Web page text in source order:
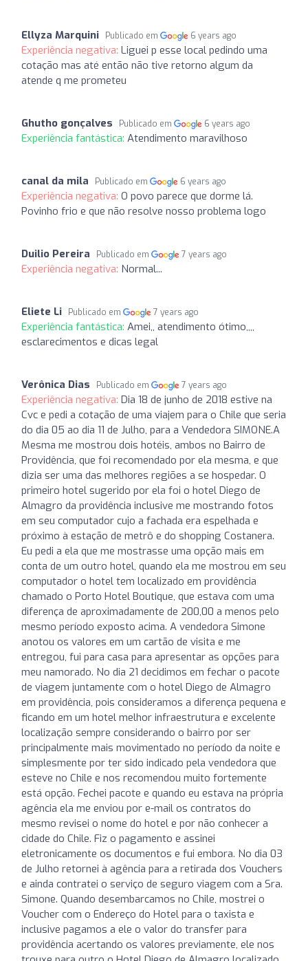
Ellyza Marquini Publicado em 6 years ago
Experiência negativa: Liguei p esse local pedindo uma
cotação mas até então não tive retorno algum da
atende q me prometeu
Ghutho gonçalves Publicado em 6 years ago
Experiência fantástica: Atendimento maravilhoso
canal da mila Publicado em 6 years ago
Experiência negativa: O povo parece que dorme lá.
Povinho frio e que não resolve nosso problema logo
Duilio Pereira Publicado em 7 years ago
Experiência negativa: Normal...
Eliete Li Publicado em 7 years ago
Experiência fantástica: Amei,, atendimento ótimo,,,,
esclarecimentos e dicas legal
Verônica Dias Publicado em 7 years ago
Experiência negativa: Dia 18 de junho de 2018 estive na
Cvc e pedi a cotação de uma viajem para o Chile que seria
do dia 05 ao dia 11 de Julho, para a Vendedora SIMONE.A
Mesma me mostrou dois hotéis, ambos no Bairro de
Providência, que foi recomendado por ela mesma, e que
dizia ser uma das melhores regiões a se hospedar. O
primeiro hotel sugerido por ela foi o hotel Diego de
Almagro da providência inclusive me mostrando fotos
em seu computador cujo a fachada era espelhada e
próximo à estação de metrô e do shopping Costanera.
Eu pedi a ela que me mostrasse uma opção mais em
conta de um outro hotel, quando ela me mostrou em seu
computador o hotel tem localizado em providência
chamado o Porto Hotel Boutique, que estava com uma
diferença de aproximadamente de 200,00 a menos pelo
mesmo período exposto acima. A vendedora Simone
anotou os valores em um cartão de visita e me
entregou, fui para casa para apresentar as opções para
meu namorado. No dia 21 decidimos em fechar o pacote
de viagem juntamente com o hotel Diego de Almagro
em providência, pois consideramos a diferença pequena e
ficando em um hotel melhor infraestrutura e excelente
localização sempre considerando o bairro por ser
principalmente mais movimentado no período da noite e
simplesmente por ter sido indicado pela vendedora que
esteve no Chile e nos recomendou muito fortemente
está opção. Fechei pacote e quando eu estava na própria
agência ela me enviou por e-mail os contratos do
mesmo revisei o nome do hotel e por não conhecer a
cidade do Chile. Fiz o pagamento e assinei
eletronicamente os documentos e fui embora. No dia 03
de Julho retornei à agência para a retirada dos Vouchers
e ainda contratei o serviço de seguro viagem com a Sra.
Simone. Quando desembarcamos no Chile, mostrei o
Voucher com o Endereço do Hotel para o taxista e
inclusive pagamos a ele o valor do transfer para
providência acertando os valores previamente, ele nos